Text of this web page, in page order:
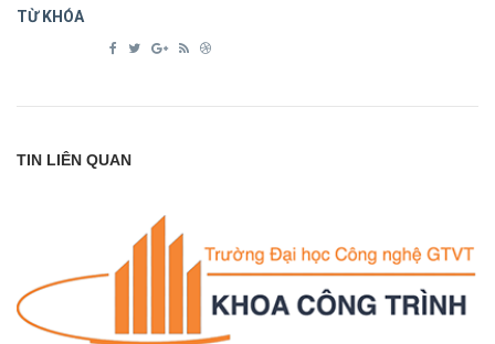
TỪ KHÓA
TIN LIÊN QUAN